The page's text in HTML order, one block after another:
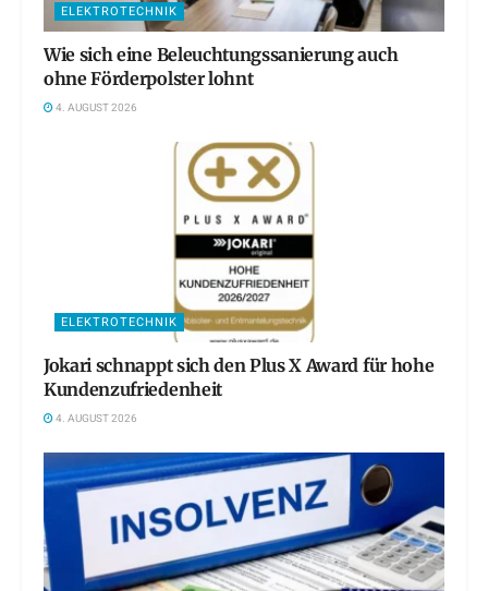
ELEKTROTECHNIK
Wie sich eine Beleuchtungssanierung auch
ohne Förderpolster lohnt
4. AUGUST 2026
ELEKTROTECHNIK
Jokari schnappt sich den Plus X Award für hohe
Kundenzufriedenheit
4. AUGUST 2026